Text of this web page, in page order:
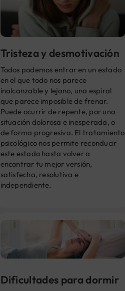
Tristeza y desmotivación
Todos podemos entrar en un estado
en el que todo nos parece
inalcanzable y lejano, una espiral
que parece imposible de frenar.
Puede ocurrir de repente, por una
situación dolorosa e inesperada, o
de forma progresiva. El tratamiento
psicológico nos permite reconducir
este estado hasta volver a
encontrar tu mejor versión,
satisfecha, resolutiva e
independiente.
Dificultades para dormir